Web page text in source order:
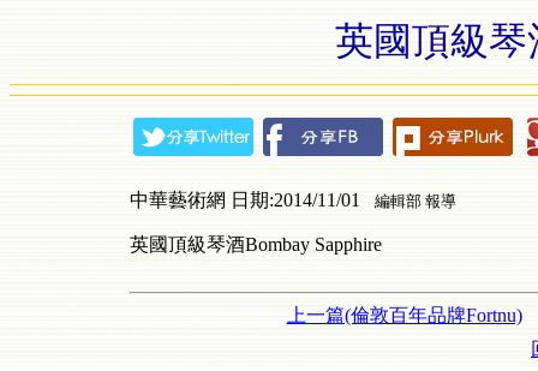
英國頂級琴
中華藝術網 日期:2014/11/01 編輯部 報導
英國頂級琴酒Bombay Sapphire
上一篇(倫敦百年品牌Fortnu)